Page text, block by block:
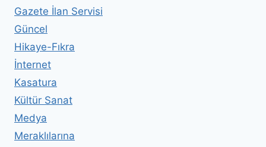
Gazete İlan Servisi
Güncel
Hikaye-Fıkra
İnternet
Kasatura
Kültür Sanat
Medya
Meraklılarına